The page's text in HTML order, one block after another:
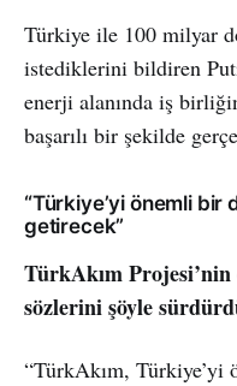
Türkiye ile 100 milyar
istediklerini bildiren
enerji alanında iş
başarılı bir şekilde
“Türkiye’yi önemli
getirecek”
TürkAkım
sözlerini şöyle
“TürkAkım,